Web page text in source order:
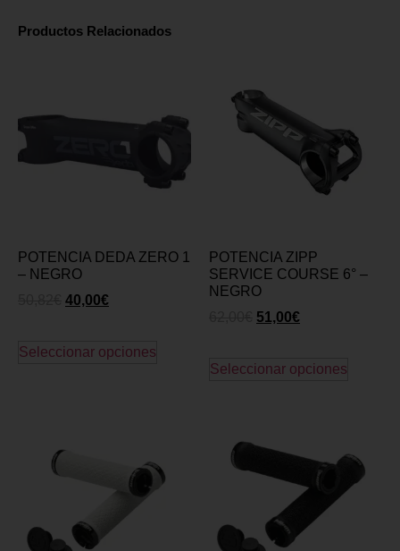
Productos Relacionados
POTENCIA DEDA ZERO 1
– NEGRO
40,00€
Seleccionar opciones
POTENCIA ZIPP
SERVICE COURSE 6° –
NEGRO
51,00€
Seleccionar opciones